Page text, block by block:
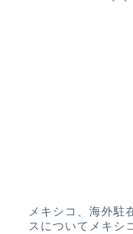
メキシコ、海外駐
スについてメキシ